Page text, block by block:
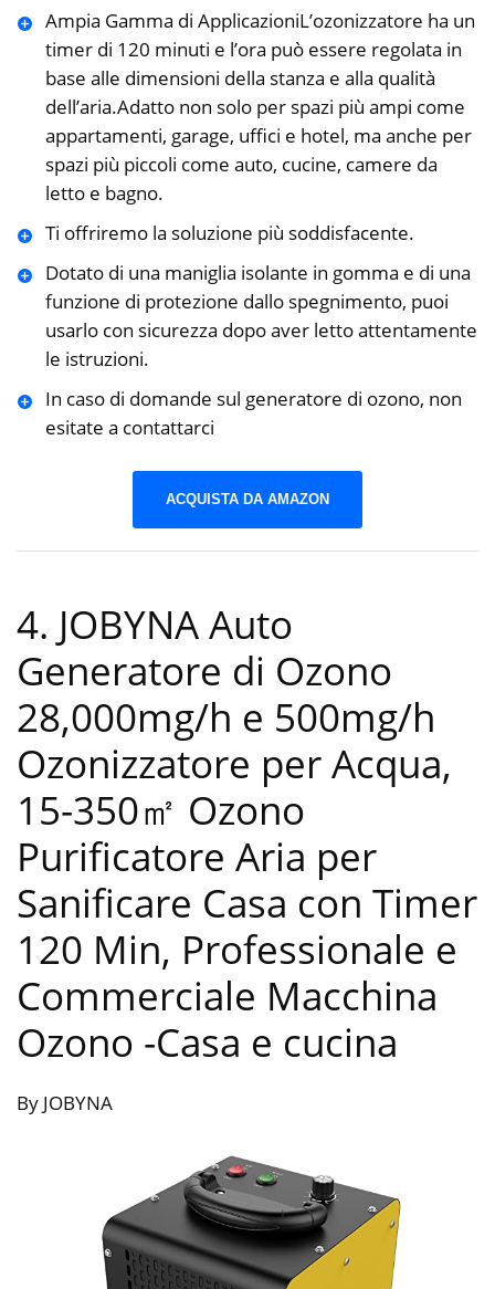
Ampia Gamma di ApplicazioniL’ozonizzatore ha un
timer di 120 minuti e l’ora può essere regolata in
base alle dimensioni della stanza e alla qualità
dell’aria.Adatto non solo per spazi più ampi come
appartamenti, garage, uffici e hotel, ma anche per
spazi più piccoli come auto, cucine, camere da
letto e bagno.
Ti offriremo la soluzione più soddisfacente.
Dotato di una maniglia isolante in gomma e di una
funzione di protezione dallo spegnimento, puoi
usarlo con sicurezza dopo aver letto attentamente
le istruzioni.
In caso di domande sul generatore di ozono, non
esitate a contattarci
ACQUISTA DA AMAZON
4. JOBYNA Auto
Generatore di Ozono
28,000mg/h e 500mg/h
Ozonizzatore per Acqua,
15-350㎡ Ozono
Purificatore Aria per
Sanificare Casa con Timer
120 Min, Professionale e
Commerciale Macchina
Ozono -Casa e cucina
By JOBYNA